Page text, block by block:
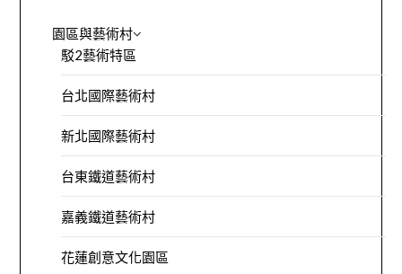
園區與藝術村
駁2藝術特區
台北國際藝術村
新北國際藝術村
台東鐵道藝術村
嘉義鐵道藝術村
花蓮創意文化園區